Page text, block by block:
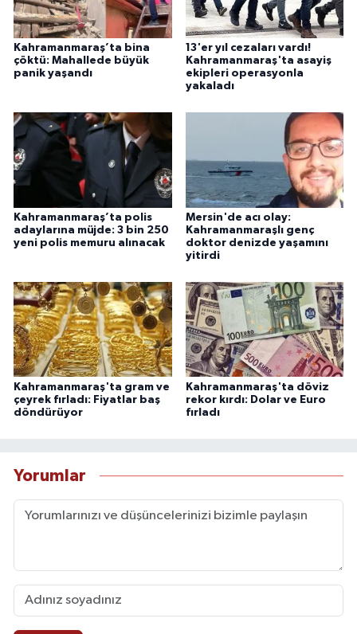
Kahramanmaraş’ta bina
çöktü: Mahallede büyük
panik yaşandı
13'er yıl cezaları vardı!
Kahramanmaraş'ta asayiş
ekipleri operasyonla
yakaladı
Kahramanmaraş’ta polis
adaylarına müjde: 3 bin 250
yeni polis memuru alınacak
Mersin'de acı olay:
Kahramanmaraşlı genç
doktor denizde yaşamını
yitirdi
Kahramanmaraş'ta gram ve
çeyrek fırladı: Fiyatlar baş
döndürüyor
Kahramanmaraş'ta döviz
rekor kırdı: Dolar ve Euro
fırladı
Yorumlar